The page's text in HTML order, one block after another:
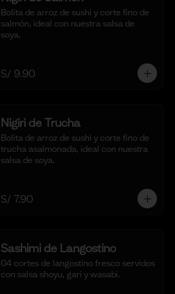
Bolita de arroz de sushi y corte fino de
salmón, ideal con nuestra salsa de
soya.
S/ 9.90
Nigiri de Trucha
Bolita de arroz de sushi y corte fino de
trucha asalmonada, ideal con nuestra
salsa de soya.
S/ 7.90
Sashimi de Langostino
04 cortes de langostino fresco servidos
con salsa shoyu, gari y wasabi.